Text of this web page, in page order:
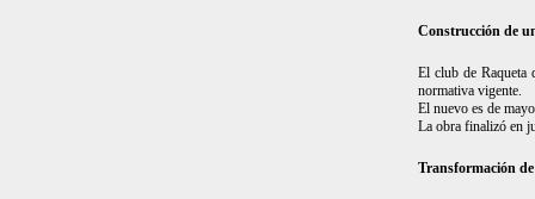
Construcción de
El club de Raqueta
normativa vigente.
El nuevo es de
La obra finalizó en
Transformación